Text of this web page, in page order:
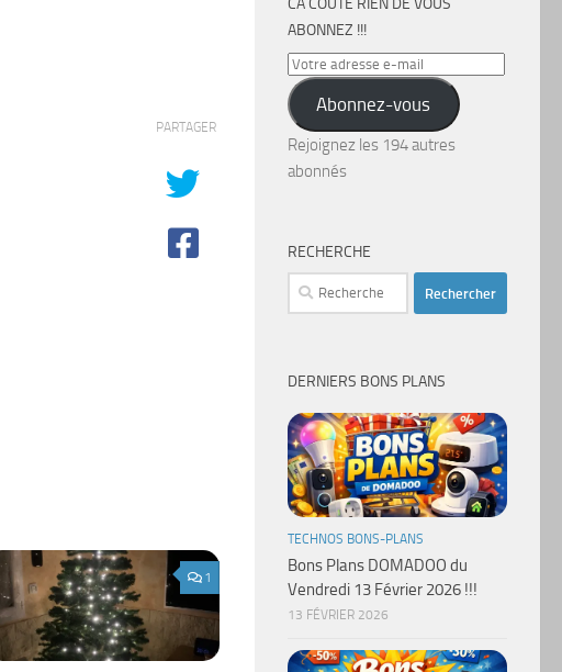
PARTAGER
1
CA COÛTE RIEN DE VOUS
ABONNEZ !!!
Votre
adresse
e-
mail
Abonnez-vous
Rejoignez les 194 autres
abonnés
RECHERCHE
Rechercher :
DERNIERS BONS PLANS
TECHNOS BONS-PLANS
Bons Plans DOMADOO du
Vendredi 13 Février 2026 !!!
13 FÉVRIER 2026